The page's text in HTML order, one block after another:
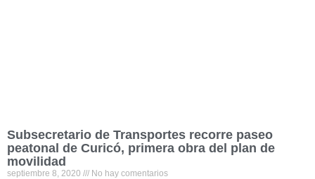
Subsecretario de Transportes recorre paseo
peatonal de Curicó, primera obra del plan de
movilidad
septiembre 8, 2020 No hay comentarios